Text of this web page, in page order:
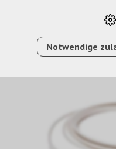
FTTH/
PATCHKABEL › FTTH
Notwendige